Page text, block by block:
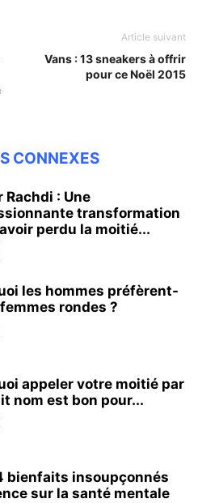
Article suivant
Vans : 13 sneakers à offrir
pour ce Noël 2015
CONNEXES
Rachdi : Une
transformation
perdu la moitié...
les hommes préfèrent-
rondes ?
appeler votre moitié par
nom est bon pour...
bienfaits insoupçonnés
sur la santé mentale